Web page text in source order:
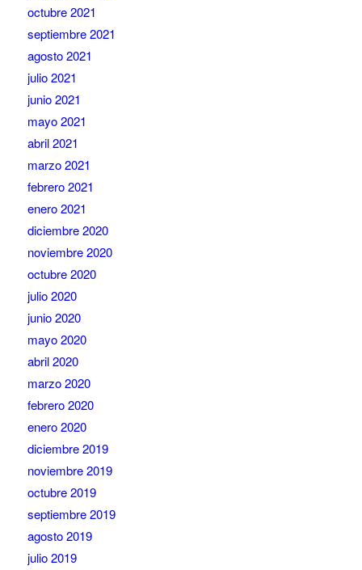
octubre 2021
septiembre 2021
agosto 2021
julio 2021
junio 2021
mayo 2021
abril 2021
marzo 2021
febrero 2021
enero 2021
diciembre 2020
noviembre 2020
octubre 2020
julio 2020
junio 2020
mayo 2020
abril 2020
marzo 2020
febrero 2020
enero 2020
diciembre 2019
noviembre 2019
octubre 2019
septiembre 2019
agosto 2019
julio 2019